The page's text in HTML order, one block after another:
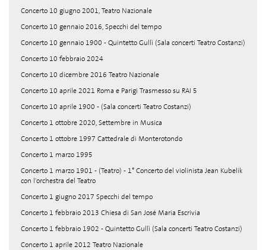
Concerto 10 giugno 2001, Teatro Nazionale
Concerto 10 gennaio 2016, Specchi del tempo
Concerto 10 gennaio 1900 - Quintetto Gullì (Sala concerti Teatro Costanzi)
Concerto 10 febbraio 2024
Concerto 10 dicembre 2016 Teatro Nazionale
Concerto 10 aprile 2021 Roma e Parigi Trasmesso su RAI 5
Concerto 10 aprile 1900 - (Sala concerti Teatro Costanzi)
Concerto 1 ottobre 2020, Settembre in Musica
Concerto 1 ottobre 1997 Cattedrale di Monterotondo
Concerto 1 marzo 1995
Concerto 1 marzo 1901 - (Teatro) - 1° Concerto del violinista Jean Kubelik
con l'orchestra del Teatro
Concerto 1 giugno 2017 Specchi del tempo
Concerto 1 febbraio 2013 Chiesa di San José Maria Escrivia
Concerto 1 febbraio 1902 - Quintetto Gullì (Sala concerti Teatro Costanzi)
Concerto 1 aprile 2012 Teatro Nazionale